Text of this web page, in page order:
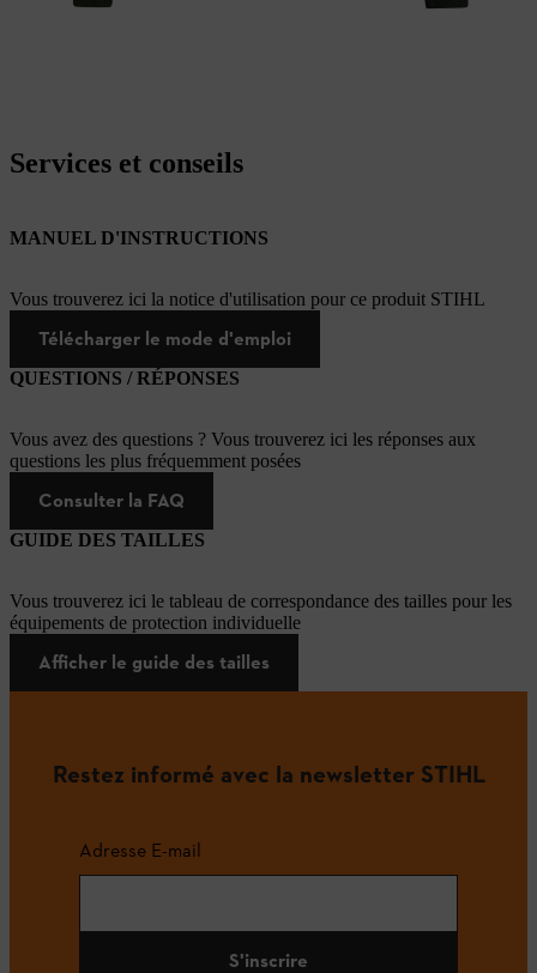
Services et conseils
MANUEL D'INSTRUCTIONS
Vous trouverez ici la notice d'utilisation pour ce produit STIHL
Télécharger le mode d'emploi
QUESTIONS / RÉPONSES
Vous avez des questions ? Vous trouverez ici les réponses aux
questions les plus fréquemment posées
Consulter la FAQ
GUIDE DES TAILLES
Vous trouverez ici le tableau de correspondance des tailles pour les
équipements de protection individuelle
Afficher le guide des tailles
Restez informé avec la newsletter STIHL
Adresse E-mail
S'inscrire